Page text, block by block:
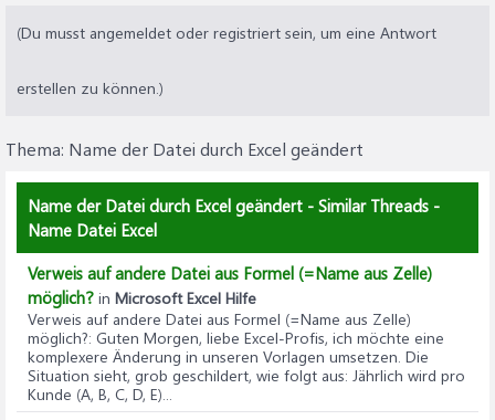
(Du musst angemeldet oder registriert sein, um eine Antwort
erstellen zu können.)
Thema: Name der Datei durch Excel geändert
Name der Datei durch Excel geändert - Similar Threads -
Name Datei Excel
Verweis auf andere Datei aus Formel (=Name aus Zelle)
möglich? in Microsoft Excel Hilfe
Verweis auf andere Datei aus Formel (=Name aus Zelle)
möglich?: Guten Morgen, liebe Excel-Profis, ich möchte eine
komplexere Änderung in unseren Vorlagen umsetzen. Die
Situation sieht, grob geschildert, wie folgt aus: Jährlich wird pro
Kunde (A, B, C, D, E)...